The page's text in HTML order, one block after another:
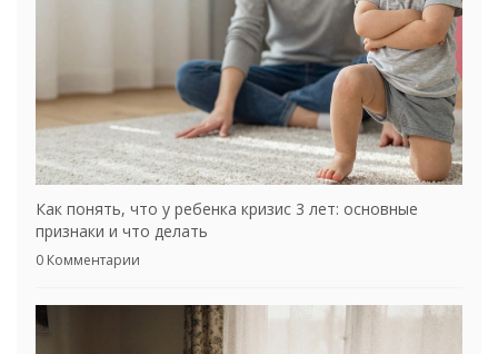
Как понять, что у ребенка кризис 3 лет: основные
признаки и что делать
0 Комментарии